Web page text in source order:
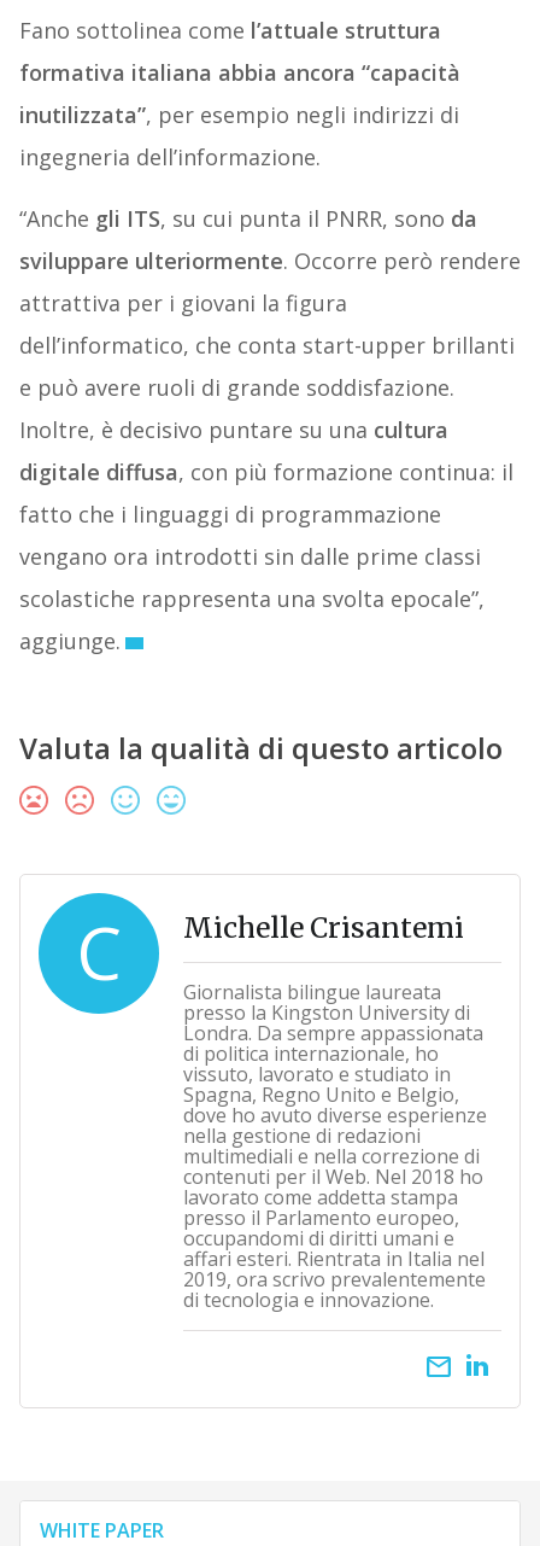
Fano sottolinea come l’attuale struttura
formativa italiana abbia ancora “capacità
inutilizzata”, per esempio negli indirizzi di
ingegneria dell’informazione.
“Anche gli ITS, su cui punta il PNRR, sono da
sviluppare ulteriormente. Occorre però rendere
attrattiva per i giovani la figura
dell’informatico, che conta start-upper brillanti
e può avere ruoli di grande soddisfazione.
Inoltre, è decisivo puntare su una cultura
digitale diffusa, con più formazione continua: il
fatto che i linguaggi di programmazione
vengano ora introdotti sin dalle prime classi
scolastiche rappresenta una svolta epocale”,
aggiunge.
Valuta la qualità di questo articolo
C Michelle Crisantemi
Giornalista bilingue laureata
presso la Kingston University di
Londra. Da sempre appassionata
di politica internazionale, ho
vissuto, lavorato e studiato in
Spagna, Regno Unito e Belgio,
dove ho avuto diverse esperienze
nella gestione di redazioni
multimediali e nella correzione di
contenuti per il Web. Nel 2018 ho
lavorato come addetta stampa
presso il Parlamento europeo,
occupandomi di diritti umani e
affari esteri. Rientrata in Italia nel
2019, ora scrivo prevalentemente
di tecnologia e innovazione.
email
WHITE PAPER